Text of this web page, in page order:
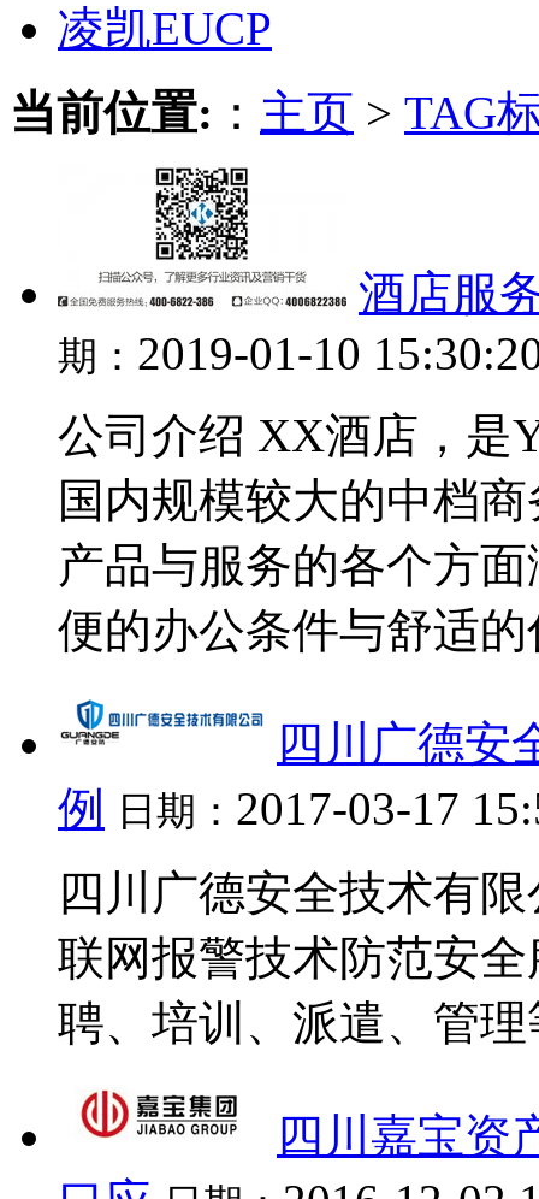
凌凯EUCP
当前位置: ： 主页 > TAG
酒店服
期： 2019-01-10
公司介绍 XX酒店，是
国内规模较大的中档
产品与服务的各个方
便的办公条件与舒适
四川广德安
例
日期： 2017-03-17
四川广德安全技术有
联网报警技术防范安
聘、培训、派遣、管
四川嘉宝资